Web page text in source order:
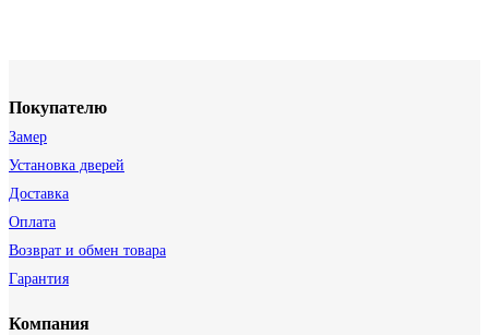
Покупателю
Замер
Установка дверей
Доставка
Оплата
Возврат и обмен товара
Гарантия
Компания